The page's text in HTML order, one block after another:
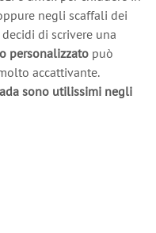
negli scaffali dei
di scrivere una
personalizzato può
accattivante.
sono utilissimi negli